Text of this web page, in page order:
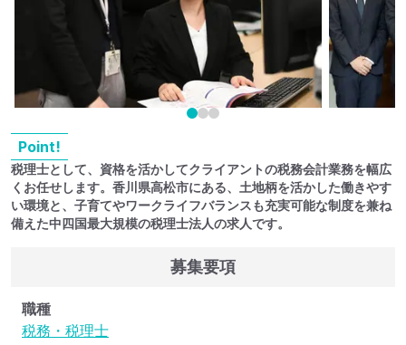
Point!
税理士として、資格を活かしてクライアントの税務会計業務を幅広
くお任せします。香川県高松市にある、土地柄を活かした働きやす
い環境と、子育てやワークライフバランスも充実可能な制度を兼ね
備えた中四国最大規模の税理士法人の求人です。
募集要項
職種
税務・税理士